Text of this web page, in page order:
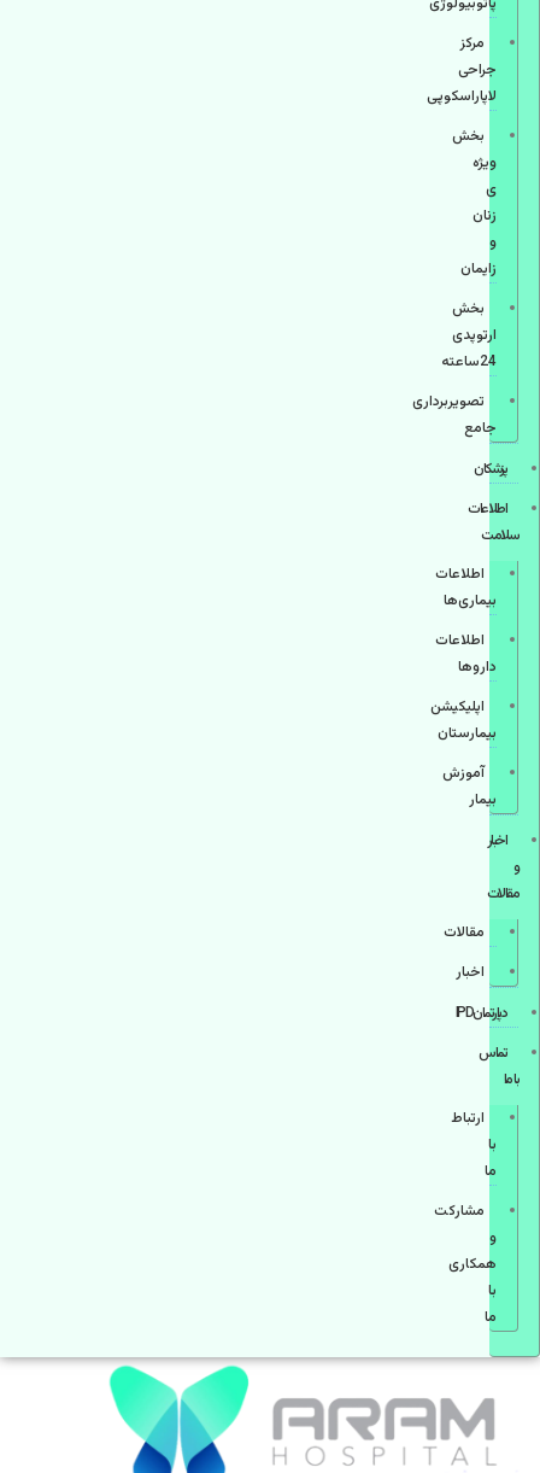
مرکز
جراحی
لاپاراسکوپی
بخش
ویژه
ی
زنان
و
زایمان
بخش
ارتوپدی
24ساعته
تصویربرداری
جامع
پزشكان
اطلاعات
سلامت
اطلاعات
بیماری‌ها
اطلاعات
دارو‌ها
اپليكيشن
بيمارستان
آموزش
بیمار
اخبار
و
مقالات
مقالات
اخبار
دپارتمانIPD
تماس
با ما
ارتباط
با
ما
مشاركت
و
همكاری
با
ما